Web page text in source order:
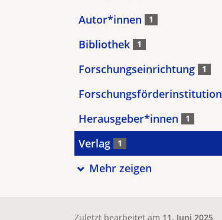
Autor*innen 1
Bibliothek 1
Forschungseinrichtung 1
Forschungsförderinstitution
Herausgeber*innen 1
Verlag 1
Mehr zeigen
Zuletzt bearbeitet am 11. Juni 2025